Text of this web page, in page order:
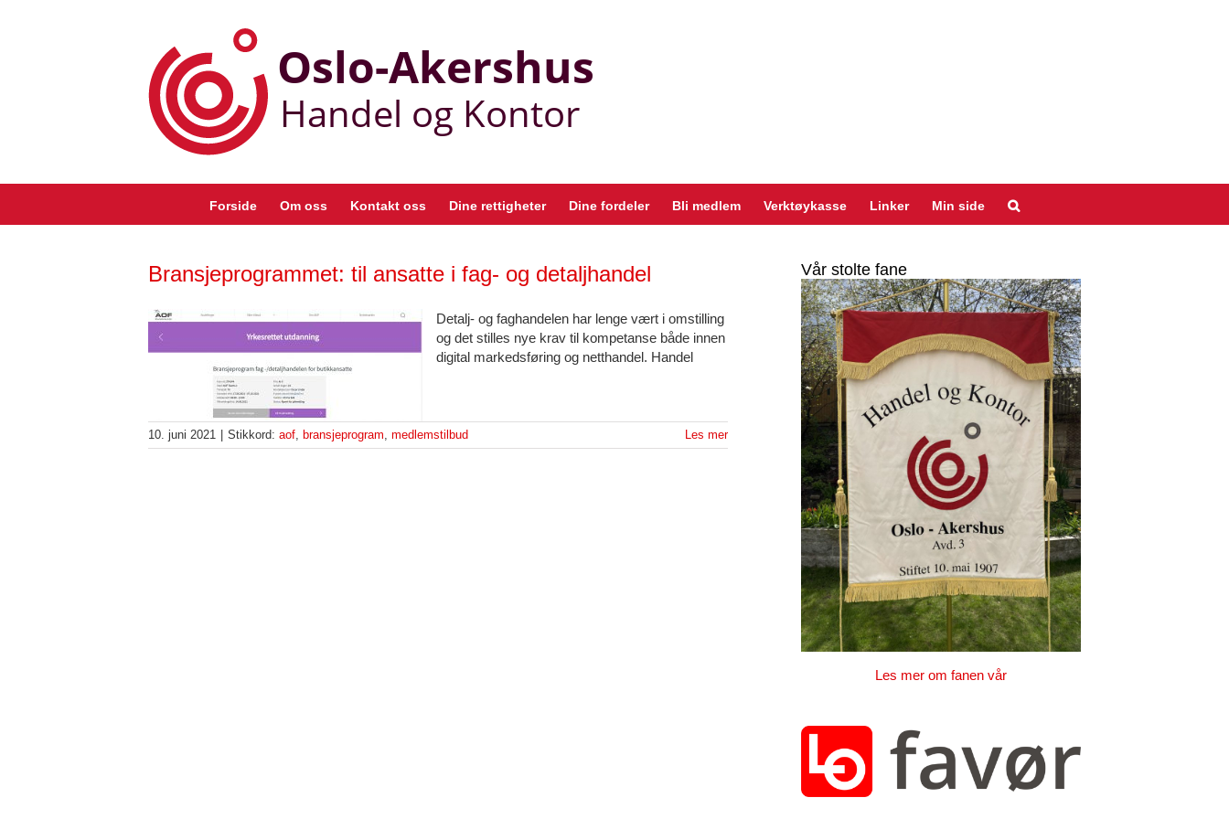
Forside Om oss Kontakt oss Dine rettigheter Dine fordeler Bli medlem Verktøykasse Linker Min side
Bransjeprogrammet: til ansatte i fag- og detaljhandel
Detalj- og faghandelen har lenge vært i omstilling
og det stilles nye krav til kompetanse både innen
digital markedsføring og netthandel. Handel
10. juni 2021 Stikkord: aof, bransjeprogram, medlemstilbud Les mer
Vår stolte fane
Les mer om fanen vår